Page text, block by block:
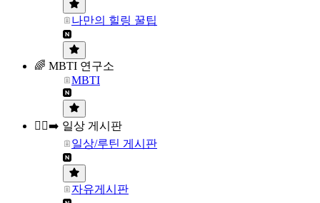
나만의 힐링 꿀팁
🌈 MBTI 연구소
MBTI
🏃‍♀️‍➡️ 일상 게시판
일상/루틴 게시판
자유게시판